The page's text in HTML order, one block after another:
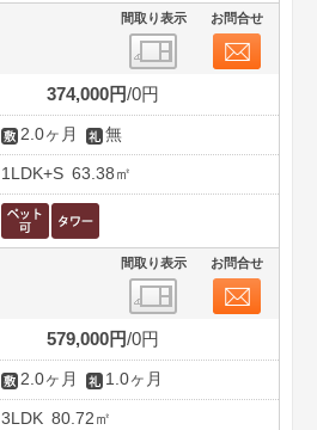
間取り表示 お問合せ
374,000円 0円
2.0ヶ月 無
1LDK+S 63.38㎡
間取り表示 お問合せ
579,000円 0円
2.0ヶ月 1.0ヶ月
3LDK 80.72㎡